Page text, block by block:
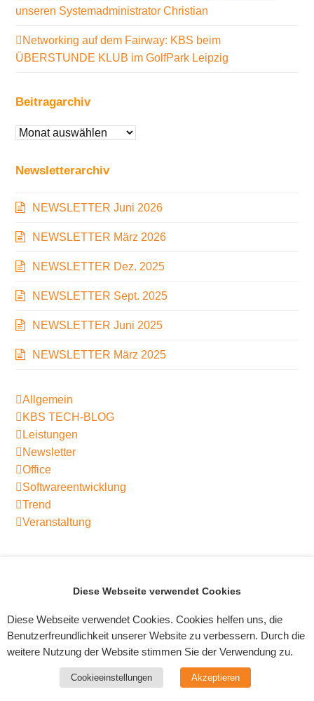
unseren Systemadministrator Christian
Networking auf dem Fairway: KBS beim
ÜBERSTUNDE KLUB im GolfPark Leipzig
Beitragarchiv
Beitragarchiv
Newsletterarchiv
NEWSLETTER Juni 2026
NEWSLETTER März 2026
NEWSLETTER Dez. 2025
NEWSLETTER Sept. 2025
NEWSLETTER Juni 2025
NEWSLETTER März 2025
Allgemein
KBS TECH-BLOG
Leistungen
Newsletter
Office
Softwareentwicklung
Trend
Veranstaltung
Beitrag:
Ressourcenverwaltung
Nächster
Beitrag:
Software-
Schnäppchenjäger
Impressum| Datenschutz
Diese Webseite verwendet Cookies
Diese Webseite verwendet Cookies. Cookies helfen uns, die
Benutzerfreundlichkeit unserer Website zu verbessern. Durch die
weitere Nutzung der Website stimmen Sie der Verwendung zu.
Cookieeinstellungen Akzeptieren